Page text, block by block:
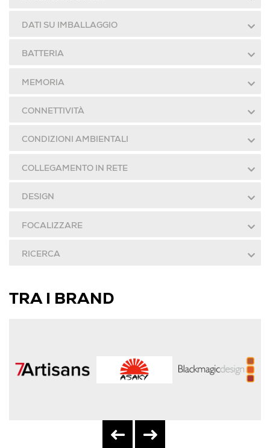
DATI SU IMBALLAGGIO
BATTERIA
MEMORIA
CONNETTIVITÀ
CONDIZIONI AMBIENTALI
COLLEGAMENTO IN RETE
DESIGN
FOCALIZZARE
RICERCA
TRA I BRAND